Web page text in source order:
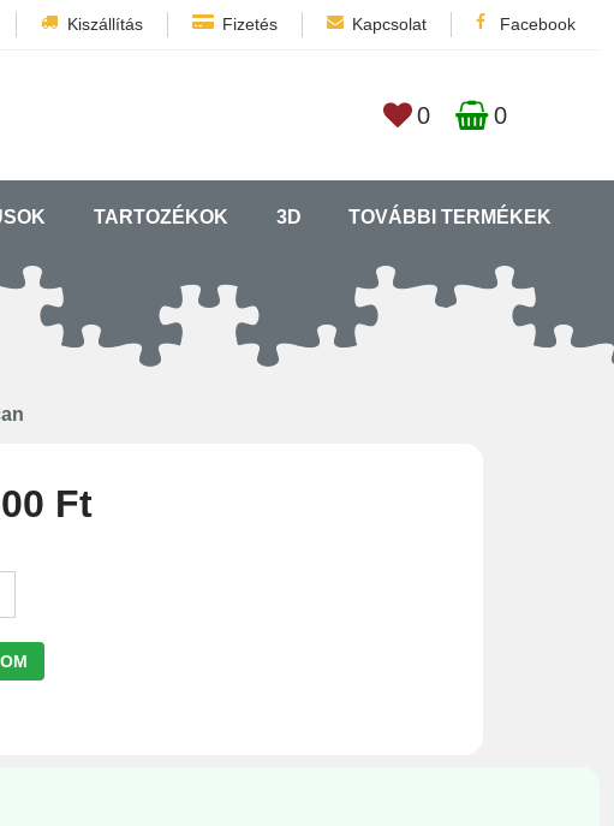
Kiszállítás Fizetés Kapcsolat Facebook
0 0
TARTOZÉKOK 3D TOVÁBBI TERMÉKEK
Ft